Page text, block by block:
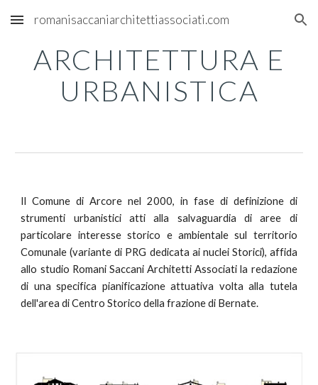
Skip to main content Skip to navigation
romanisaccaniarchitettiassociati.com
ARCHITETTURA E
URBANISTICA
Il Comune di Arcore nel 2000, in fase di definizione di
strumenti urbanistici atti alla salvaguardia di aree di
particolare interesse storico e ambientale sul territorio
Comunale (variante di PRG dedicata ai nuclei Storici), affida
allo studio Romani Saccani Architetti Associati la redazione
di una specifica pianificazione attuativa volta alla tutela
dell'area di Centro Storico della frazione di Bernate.